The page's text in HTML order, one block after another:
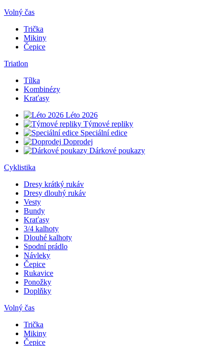
Volný čas
Trička
Mikiny
Čepice
Triatlon
Tílka
Kombinézy
Kraťasy
Léto 2026
Týmové repliky
Speciální edice
Doprodej
Dárkové poukazy
Cyklistika
Dresy krátký rukáv
Dresy dlouhý rukáv
Vesty
Bundy
Kraťasy
3/4 kalhoty
Dlouhé kalhoty
Spodní prádlo
Návleky
Čepice
Rukavice
Ponožky
Doplňky
Volný čas
Trička
Mikiny
Čepice